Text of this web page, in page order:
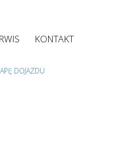
KONTAKT
DOJAZDU